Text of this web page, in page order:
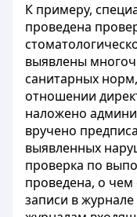
К примеру,
проведена
выявлены
санитарных
отношении
наложено
вручено
выявленных
проверка по
проведена, о чем
записи в